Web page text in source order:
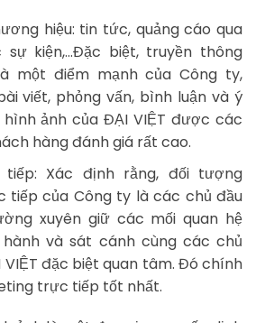
hiệu: tin tức, quảng cáo qua
kiện,…Đặc biệt, truyền thông
một điểm mạnh của Công ty,
viết, phỏng vấn, bình luận và ý
hình ảnh của ĐẠI VIỆT được các
hàng đánh giá rất cao.
Xác định rằng, đối tượng
tiếp của Công ty là các chủ đầu
xuyên giữ các mối quan hệ
và sát cánh cùng các chủ
đặc biệt quan tâm. Đó chính
trực tiếp tốt nhất.